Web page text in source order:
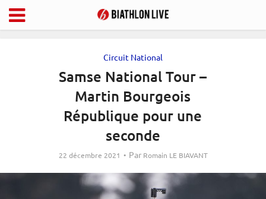
Circuit National
Samse National Tour –
Martin Bourgeois
République pour une
seconde
22 décembre 2021 Par Romain LE BIAVANT